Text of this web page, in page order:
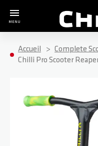
MENU
Accueil
Complete
Chilli Pro Scooter